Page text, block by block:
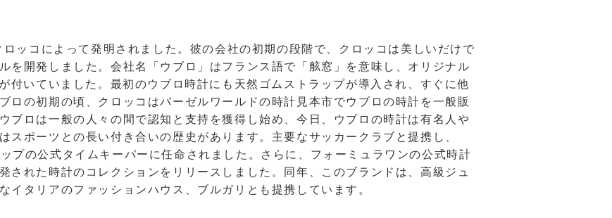
ッコによって発明されました。彼の会社の初期の段階で、クロッコは美しいだけで
を開発しました。会社名「ウブロ」はフランス語で「舷窓」を意味し、オリジナル
付いていました。最初のウブロ時計にも天然ゴムストラップが導入され、すぐに他
ロの初期の頃、クロッコはバーゼルワールドの時計見本市でウブロの時計を一般販
ブロは一般の人々の間で認知と支持を獲得し始め、今日、ウブロの時計は有名人や
スポーツとの長い付き合いの歴史があります。主要なサッカークラブと提携し、
プの公式タイムキーパーに任命されました。さらに、フォーミュラワンの公式時計
された時計のコレクションをリリースしました。同年、このブランドは、高級ジュ
イタリアのファッションハウス、ブルガリとも提携しています。